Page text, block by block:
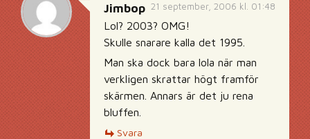
21 september, 2006 kl. 01:48
Jimbop
Lol? 2003? OMG!
Skulle snarare kalla det 1995.
Man ska dock bara lola när man
verkligen skrattar högt framför
skärmen. Annars är det ju rena
bluffen.
Svara